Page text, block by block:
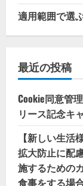
適用範囲で選
最近の投稿
Cookie同意管
リース記念キ
【新しい生
拡大防止に配
施するための
食事をする場